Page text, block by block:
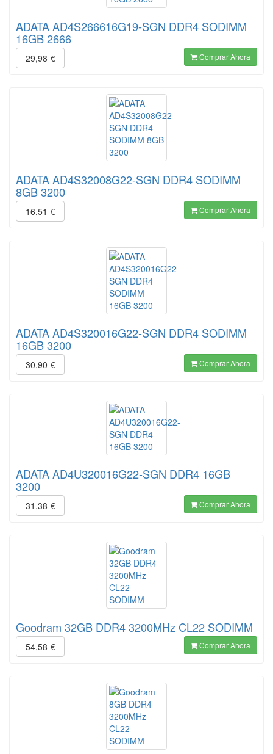
ADATA AD4S266616G19-SGN DDR4 SODIMM
16GB 2666
29,98 € Comprar Ahora
ADATA AD4S32008G22-SGN DDR4 SODIMM
8GB 3200
16,51 € Comprar Ahora
ADATA AD4S320016G22-SGN DDR4 SODIMM
16GB 3200
30,90 € Comprar Ahora
ADATA AD4U320016G22-SGN DDR4 16GB
3200
31,38 € Comprar Ahora
Goodram 32GB DDR4 3200MHz CL22 SODIMM
54,58 € Comprar Ahora